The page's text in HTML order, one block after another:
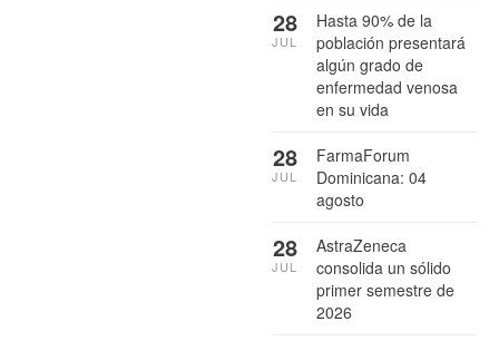
Hasta 90% de la
población presentará
algún grado de
enfermedad venosa
en su vida
28
JUL
FarmaForum
Dominicana: 04
agosto
28
JUL
AstraZeneca
consolida un sólido
primer semestre de
2026
28
JUL